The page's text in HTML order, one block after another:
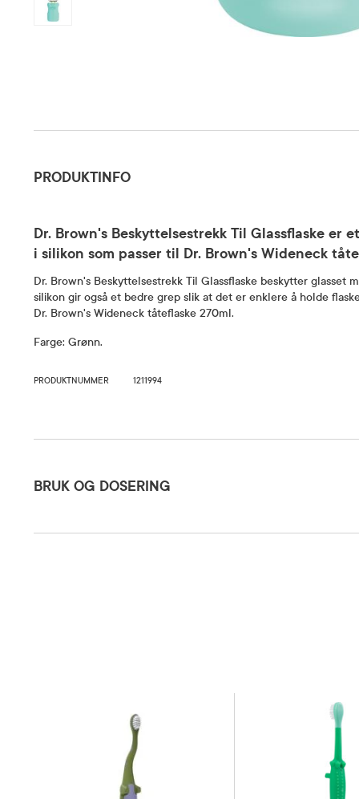
PRODUKTINFO
Dr. Brown's Beskyttelsestrekk Til Glassflaske er
i silikon som passer til Dr. Brown's Wideneck
Dr. Brown's Beskyttelsestrekk Til Glassflaske beskytter glasset
silikon gir også et bedre grep slik at det er enklere å holde
Dr. Brown's Wideneck tåteflaske 270ml.
Farge: Grønn.
PRODUKTNUMMER 1211994
BRUK OG DOSERING